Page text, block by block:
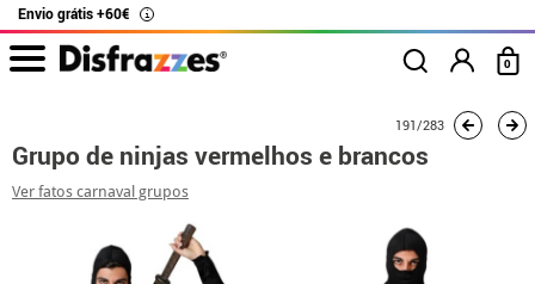
Envio grátis +60€ i
0
Grupo de ninjas vermelhos e brancos
191/283
Grupo de ninjas vermelhos e brancos
Ver fatos carnaval grupos